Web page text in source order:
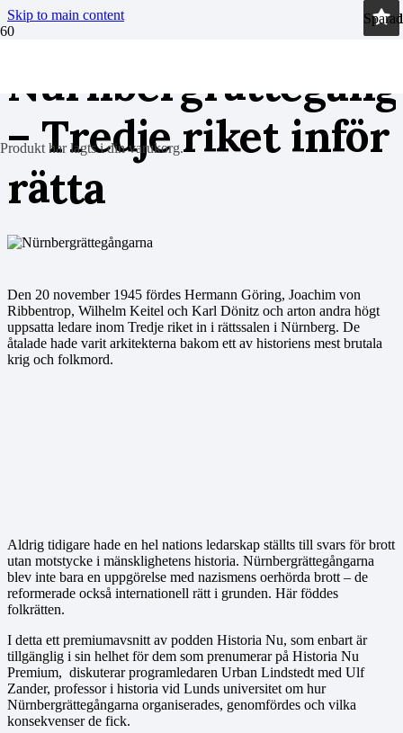
Skip to main content
Produkt har lagts i din varukorg.
– Tredje riket inför
rätta
Den 20 november 1945 fördes Hermann Göring, Joachim von
Ribbentrop, Wilhelm Keitel och Karl Dönitz och arton andra högt
uppsatta ledare inom Tredje riket in i rättssalen i Nürnberg. De
åtalade hade varit arkitekterna bakom ett av historiens mest brutala
krig och folkmord.
Aldrig tidigare hade en hel nations ledarskap ställts till svars för brott
utan motstycke i mänsklighetens historia. Nürnbergrättegångarna
blev inte bara en uppgörelse med nazismens oerhörda brott – de
reformerade också internationell rätt i grunden. Här föddes
folkrätten.
I detta ett premiumavsnitt av podden Historia Nu, som enbart är
tillgänglig i sin helhet för dem som prenumerar på Historia Nu
Premium, diskuterar programledaren Urban Lindstedt med Ulf
Zander, professor i historia vid Lunds universitet om hur
Nürnbergrättegångarna organiserades, genomfördes och vilka
konsekvenser de fick.
Sparad
Sparad
Sparad
Sparad